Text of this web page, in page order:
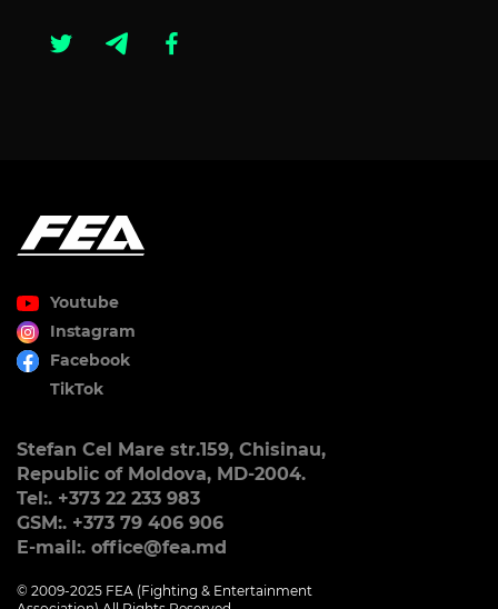
Youtube
Instagram
Facebook
TikTok
Stefan Cel Mare str.159, Chisinau,
Republic of Moldova, MD-2004.
Tel:. +373 22 233 983
GSM:. +373 79 406 906
E-mail:. office@fea.md
© 2009-2025 FEA (Fighting & Entertainment